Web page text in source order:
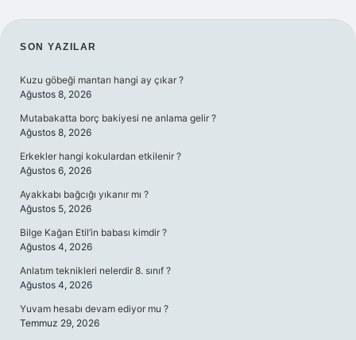
SIDEBAR
SON YAZILAR
Kuzu göbeği mantarı hangi ay çıkar ?
Ağustos 8, 2026
Mutabakatta borç bakiyesi ne anlama gelir ?
Ağustos 8, 2026
Erkekler hangi kokulardan etkilenir ?
Ağustos 6, 2026
Ayakkabı bağcığı yıkanır mı ?
Ağustos 5, 2026
Bilge Kağan Etil’in babası kimdir ?
Ağustos 4, 2026
Anlatım teknikleri nelerdir 8. sınıf ?
Ağustos 4, 2026
Yuvam hesabı devam ediyor mu ?
Temmuz 29, 2026